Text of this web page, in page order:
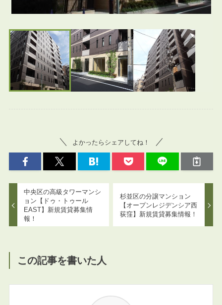
よかったらシェアしてね！
中央区の高級タワーマンシ
ョン【ドゥ・トゥール
EAST】新規賃貸募集情
報！
杉並区の分譲マンション
【オープンレジデンシア西
荻窪】新規賃貸募集情報！
この記事を書いた人